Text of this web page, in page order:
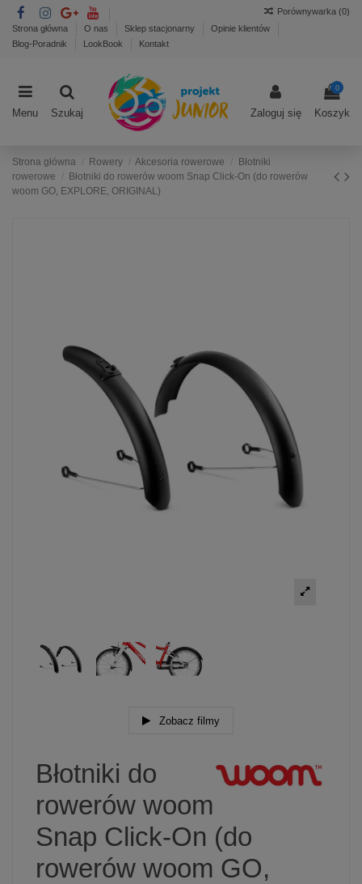
Strona główna O nas Sklep stacjonarny
Opinie klientów
Blog-Poradnik
LookBook Kontakt
Porównywarka (0)
Menu Szukaj Zaloguj się
0
Koszyk
Strona główna Rowery Akcesoria rowerowe
Błotniki
rowerowe
Błotniki do rowerów woom Snap Click-On (do rowerów
woom GO, EXPLORE, ORIGINAL)
Zobacz filmy
Błotniki do
rowerów woom
Snap Click-On (do
rowerów woom GO,